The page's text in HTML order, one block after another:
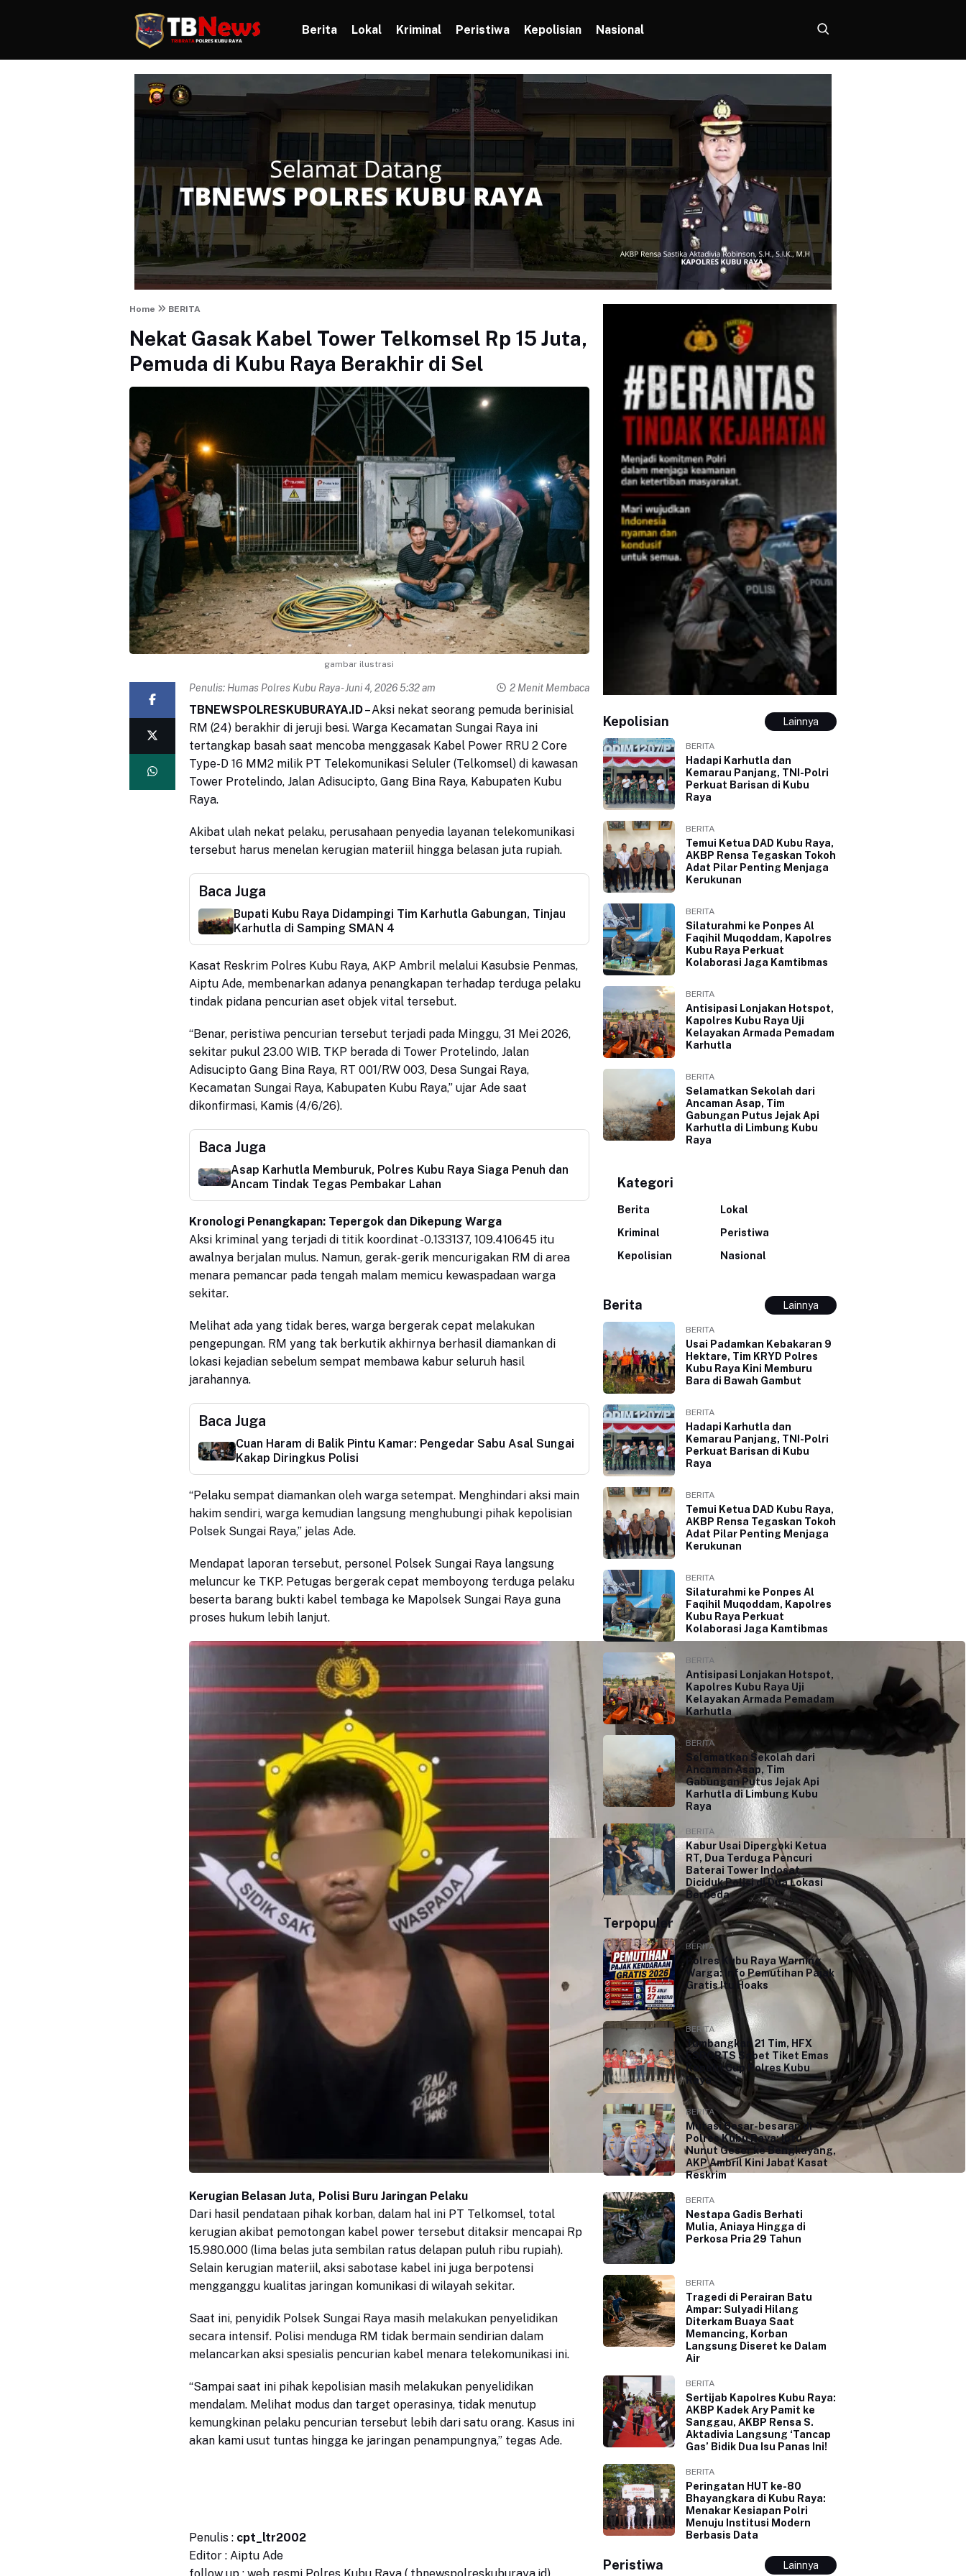
Berita Lokal Kriminal Peristiwa Kepolisian Nasional
Home BERITA
Nekat Gasak Kabel Tower Telkomsel Rp 15 Juta,
Pemuda di Kubu Raya Berakhir di Sel
gambar ilustrasi
Penulis: Humas Polres Kubu Raya- Juni 4, 2026 5:32 am 2 Menit Membaca
TBNEWSPOLRESKUBURAYA.ID– Aksi nekat seorang pemuda berinisial
RM (24) berakhir di jeruji besi. Warga Kecamatan Sungai Raya ini
tertangkap basah saat mencoba menggasak Kabel Power RRU 2 Core
Type-D 16 MM2 milik PT Telekomunikasi Seluler (Telkomsel) di kawasan
Tower Protelindo, Jalan Adisucipto, Gang Bina Raya, Kabupaten Kubu
Raya.
Akibat ulah nekat pelaku, perusahaan penyedia layanan telekomunikasi
tersebut harus menelan kerugian materiil hingga belasan juta rupiah.
Baca Juga
Bupati Kubu Raya Didampingi Tim Karhutla Gabungan, Tinjau
Karhutla di Samping SMAN 4
Kasat Reskrim Polres Kubu Raya, AKP Ambril melalui Kasubsie Penmas,
Aiptu Ade, membenarkan adanya penangkapan terhadap terduga pelaku
tindak pidana pencurian aset objek vital tersebut.
“Benar, peristiwa pencurian tersebut terjadi pada Minggu, 31 Mei 2026,
sekitar pukul 23.00 WIB. TKP berada di Tower Protelindo, Jalan
Adisucipto Gang Bina Raya, RT 001/RW 003, Desa Sungai Raya,
Kecamatan Sungai Raya, Kabupaten Kubu Raya,” ujar Ade saat
dikonfirmasi, Kamis (4/6/26).
Baca Juga
Asap Karhutla Memburuk, Polres Kubu Raya Siaga Penuh dan
Ancam Tindak Tegas Pembakar Lahan
Kronologi Penangkapan: Tepergok dan Dikepung Warga
Aksi kriminal yang terjadi di titik koordinat -0.133137, 109.410645 itu
awalnya berjalan mulus. Namun, gerak-gerik mencurigakan RM di area
menara pemancar pada tengah malam memicu kewaspadaan warga
sekitar.
Melihat ada yang tidak beres, warga bergerak cepat melakukan
pengepungan. RM yang tak berkutik akhirnya berhasil diamankan di
lokasi kejadian sebelum sempat membawa kabur seluruh hasil
jarahannya.
Baca Juga
Cuan Haram di Balik Pintu Kamar: Pengedar Sabu Asal Sungai
Kakap Diringkus Polisi
“Pelaku sempat diamankan oleh warga setempat. Menghindari aksi main
hakim sendiri, warga kemudian langsung menghubungi pihak kepolisian
Polsek Sungai Raya,” jelas Ade.
Mendapat laporan tersebut, personel Polsek Sungai Raya langsung
meluncur ke TKP. Petugas bergerak cepat memboyong terduga pelaku
beserta barang bukti kabel tembaga ke Mapolsek Sungai Raya guna
proses hukum lebih lanjut.
Kerugian Belasan Juta, Polisi Buru Jaringan Pelaku
Dari hasil pendataan pihak korban, dalam hal ini PT Telkomsel, total
kerugian akibat pemotongan kabel power tersebut ditaksir mencapai Rp
15.980.000 (lima belas juta sembilan ratus delapan puluh ribu rupiah).
Selain kerugian materiil, aksi sabotase kabel ini juga berpotensi
mengganggu kualitas jaringan komunikasi di wilayah sekitar.
Saat ini, penyidik Polsek Sungai Raya masih melakukan penyelidikan
secara intensif. Polisi menduga RM tidak bermain sendirian dalam
melancarkan aksi spesialis pencurian kabel menara telekomunikasi ini.
“Sampai saat ini pihak kepolisian masih melakukan penyelidikan
mendalam. Melihat modus dan target operasinya, tidak menutup
kemungkinan pelaku pencurian tersebut lebih dari satu orang. Kasus ini
akan kami usut tuntas hingga ke jaringan penampungnya,” tegas Ade.
Penulis : cpt_ltr2002
Editor : Aiptu Ade
Kepolisian Lainnya
BERITA
Hadapi Karhutla dan
Kemarau Panjang, TNI-Polri
Perkuat Barisan di Kubu
Raya
BERITA
Temui Ketua DAD Kubu Raya,
AKBP Rensa Tegaskan Tokoh
Adat Pilar Penting Menjaga
Kerukunan
BERITA
Silaturahmi ke Ponpes Al
Faqihil Muqoddam, Kapolres
Kubu Raya Perkuat
Kolaborasi Jaga Kamtibmas
BERITA
Antisipasi Lonjakan Hotspot,
Kapolres Kubu Raya Uji
Kelayakan Armada Pemadam
Karhutla
BERITA
Selamatkan Sekolah dari
Ancaman Asap, Tim
Gabungan Putus Jejak Api
Karhutla di Limbung Kubu
Raya
Kategori
Berita
Lokal
Kriminal
Peristiwa
Kepolisian
Nasional
Berita Lainnya
BERITA
Usai Padamkan Kebakaran 9
Hektare, Tim KRYD Polres
Kubu Raya Kini Memburu
Bara di Bawah Gambut
BERITA
Hadapi Karhutla dan
Kemarau Panjang, TNI-Polri
Perkuat Barisan di Kubu
Raya
BERITA
Temui Ketua DAD Kubu Raya,
AKBP Rensa Tegaskan Tokoh
Adat Pilar Penting Menjaga
Kerukunan
BERITA
Silaturahmi ke Ponpes Al
Faqihil Muqoddam, Kapolres
Kubu Raya Perkuat
Kolaborasi Jaga Kamtibmas
BERITA
Antisipasi Lonjakan Hotspot,
Kapolres Kubu Raya Uji
Kelayakan Armada Pemadam
Karhutla
BERITA
Selamatkan Sekolah dari
Ancaman Asap, Tim
Gabungan Putus Jejak Api
Karhutla di Limbung Kubu
Raya
BERITA
Kabur Usai Dipergoki Ketua
RT, Dua Terduga Pencuri
Baterai Tower Indosat
Diciduk Polisi di Dua Lokasi
Berbeda
Terpopuler
BERITA
Polres Kubu Raya Warning
Warga: Info Pemutihan Pajak
Gratis Itu Hoaks
BERITA
Tumbangkan 21 Tim, HFX
ESPORTS Sabet Tiket Emas
Kapolri Cup Polres Kubu
Raya
BERITA
Mutasi Besar-besaran di
Polres Kubu Raya: Iptu
Nunut Geser ke Bengkayang,
AKP Ambril Kini Jabat Kasat
Reskrim
BERITA
Nestapa Gadis Berhati
Mulia, Aniaya Hingga di
Perkosa Pria 29 Tahun
BERITA
Tragedi di Perairan Batu
Ampar: Sulyadi Hilang
Diterkam Buaya Saat
Memancing, Korban
Langsung Diseret ke Dalam
Air
BERITA
Sertijab Kapolres Kubu Raya:
AKBP Kadek Ary Pamit ke
Sanggau, AKBP Rensa S.
Aktadivia Langsung ‘Tancap
Gas’ Bidik Dua Isu Panas Ini!
BERITA
Peringatan HUT ke-80
Bhayangkara di Kubu Raya:
Menakar Kesiapan Polri
Menuju Institusi Modern
Berbasis Data
Peristiwa Lainnya